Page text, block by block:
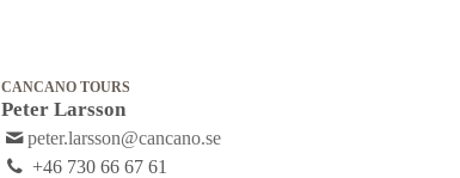
CANCANO TOURS
Peter Larsson
peter.larsson@cancano.se
+46 730 66 67 61